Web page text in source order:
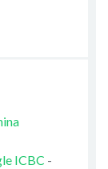
ICBC -